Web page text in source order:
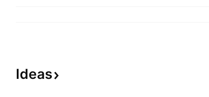
Ideas